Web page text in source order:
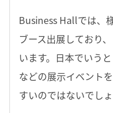
Business Hallでは、
ブース出展しており
います。日本でいう
などの展示イベント
すいのではないでし